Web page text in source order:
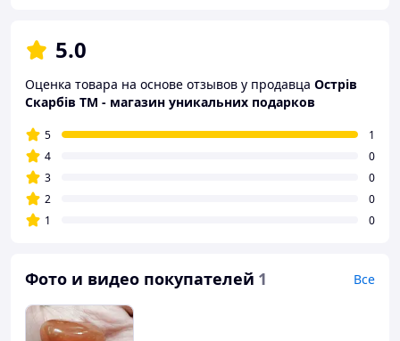
5.0
Оценка товара на основе отзывов у продавца Острів
Скарбів ТМ - магазин уникальних подарков
5
1
4
0
3
0
2
0
1
0
Фото и видео покупателей 1 Все